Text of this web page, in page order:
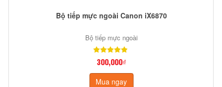
Bộ tiếp mực ngoài Canon iX6870
Bộ tiếp mực ngoài
300,000₫
Mua ngay